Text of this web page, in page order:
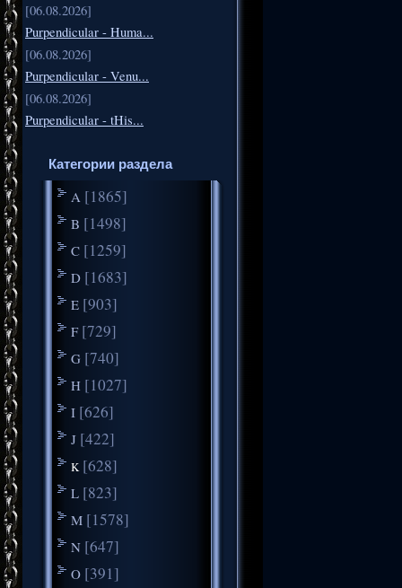
[06.08.2026]
Purpendicular - Huma...
[06.08.2026]
Purpendicular - Venu...
[06.08.2026]
Purpendicular - tHis...
Категории раздела
A [1865]
B [1498]
C [1259]
D [1683]
E [903]
F [729]
G [740]
H [1027]
I [626]
J [422]
K [628]
L [823]
M [1578]
N [647]
O [391]